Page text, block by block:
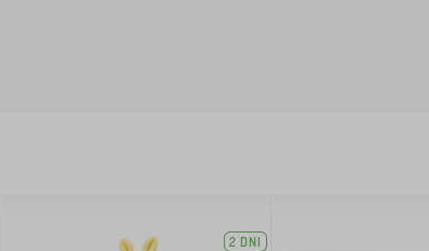
2 DNI